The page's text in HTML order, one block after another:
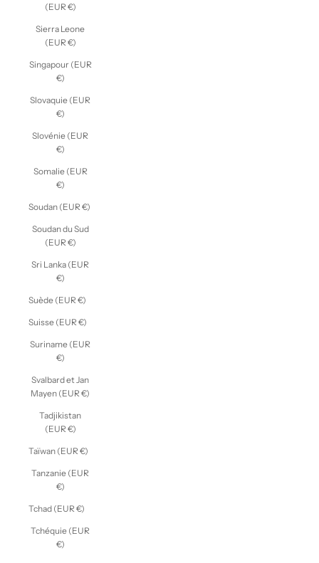
(EUR €)
Sierra Leone
(EUR €)
Singapour (EUR
€)
Slovaquie (EUR
€)
Slovénie (EUR
€)
Somalie (EUR
€)
Soudan (EUR €)
Soudan du Sud
(EUR €)
Sri Lanka (EUR
€)
Suède (EUR €)
Suisse (EUR €)
Suriname (EUR
€)
Svalbard et Jan
Mayen (EUR €)
Tadjikistan
(EUR €)
Taïwan (EUR €)
Tanzanie (EUR
€)
Tchad (EUR €)
Tchéquie (EUR
€)